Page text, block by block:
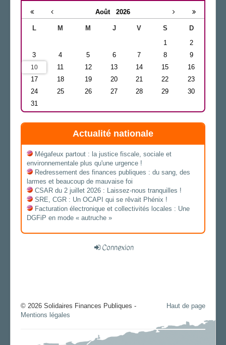
Août 2026
L M M J V S
D
1
2
3
4 5 6 7 8 9
10 11 12 13 14 15
16
17
18 19 20 21 22
23
24
25 26 27 28 29
30
31
Actualité nationale
Mégafeux partout : la justice fiscale, sociale et
environnementale plus qu'une urgence !
Redressement des finances publiques : du sang, des
larmes et beaucoup de mauvaise foi
CSAR du 2 juillet 2026 : Laissez-nous tranquilles !
SRE, CGR : Un OCAPI qui se rêvait Phénix !
Facturation électronique et collectivités locales : Une
DGFiP en mode « autruche »
Connexion
Haut de page
© 2026 Solidaires Finances Publiques -
Mentions légales